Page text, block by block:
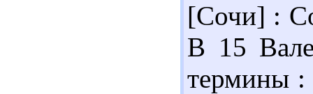
[Сочи] :
В 15
термины :